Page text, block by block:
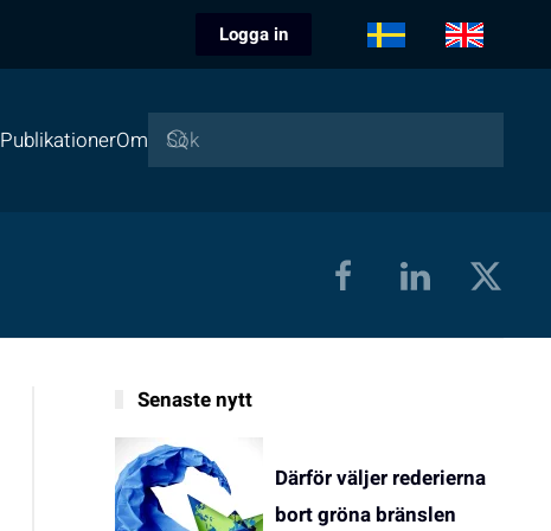
Logga in
PublikationerOm
Senaste nytt
Därför väljer rederierna
bort gröna bränslen